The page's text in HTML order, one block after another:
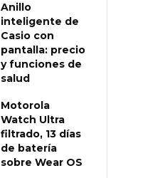
Anillo
inteligente de
Casio con
pantalla: precio
y funciones de
salud
Motorola
Watch Ultra
filtrado, 13 días
de batería
sobre Wear OS